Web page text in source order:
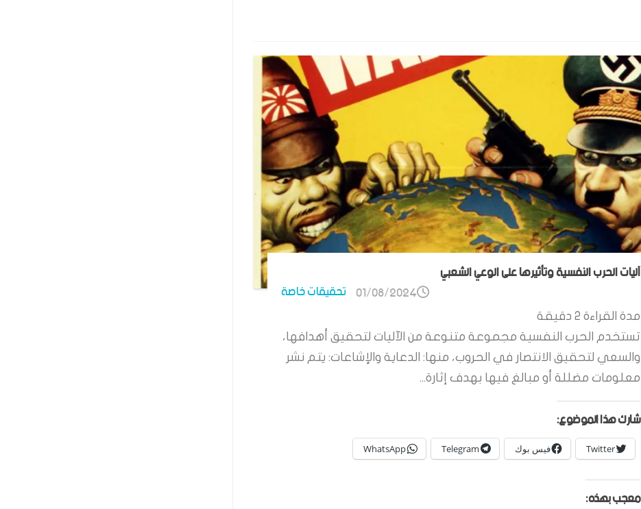
آليات الحرب النفسية وتأثيرها على الوعي الشعبي
تحقيقات خاصة 01/08/2024
مدة القراءة 2 دقيقة
تستخدم الحرب النفسية مجموعة متنوعة من الآليات لتحقيق أهدافها،
والسعي لتحقيق الانتصار في الحروب، منها: الدعاية والإشاعات: يتم نشر
معلومات مضللة أو مبالغ فيها بهدف إثارة...
شارك هذا الموضوع:
Twitter فيس بوك Telegram
WhatsApp
معجب بهذه: